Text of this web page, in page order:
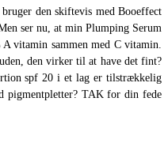
den skiftevis med Booeffect
ser nu, at min Plumping Serum
vitamin sammen med C vitamin.
den virker til at have det fint?
spf 20 i et lag er tilstrækkelig
pigmentpletter? TAK for din fede